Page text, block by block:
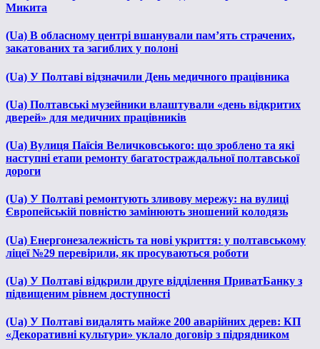
Микита
(Ua) В обласному центрі вшанували пам’ять страчених,
закатованих та загиблих у полоні
(Ua) У Полтаві відзначили День медичного працівника
(Ua) Полтавські музейники влаштували «день відкритих
дверей» для медичних працівників
(Ua) Вулиця Паїсія Величковського: що зроблено та які
наступні етапи ремонту багатостраждальної полтавської
дороги
(Ua) У Полтаві ремонтують зливову мережу: на вулиці
Європейській повністю замінюють зношений колодязь
(Ua) Енергонезалежність та нові укриття: у полтавському
ліцеї №29 перевірили, як просуваються роботи
(Ua) У Полтаві відкрили друге відділення ПриватБанку з
підвищеним рівнем доступності
(Ua) У Полтаві видалять майже 200 аварійних дерев: КП
«Декоративні культури» уклало договір з підрядником